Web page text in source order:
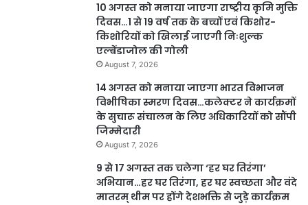
10 अगस्त को मनाया जाएगा राष्ट्रीय कृमि मुक्ति
दिवस…1 से 19 वर्ष तक के बच्चों एवं किशोर-
किशोरियों को खिलाई जाएगी निःशुल्क
एल्बेंडाजोल की गोली
August 7, 2026
14 अगस्त को मनाया जाएगा भारत विभाजन
विभीषिका स्मरण दिवस…कलेक्टर ने कार्यक्रमों
के सुचारू संचालन के लिए अधिकारियों को सौंपी
जिम्मेदारी
August 7, 2026
9 से 17 अगस्त तक चलेगा ‘हर घर तिरंगा’
अभियान…हर घर तिरंगा, हर घर स्वच्छता और वंदे
मातरम् थीम पर होंगे देशभक्ति से जुड़े कार्यक्रम